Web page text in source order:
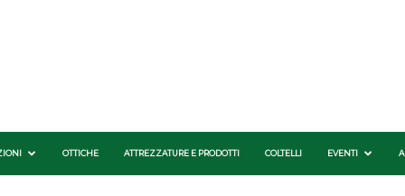
OTTICHE ATTREZZATURE E PRODOTTI COLTELLI EVENTI